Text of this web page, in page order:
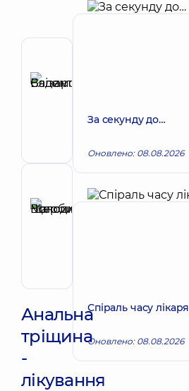
Хірург;
проктолог
Рецензент
Щербина
судинний
Анальна
тріщина
-
лікування
За секунду до…
Оновлено: 08.08.2026
Спіраль часу лікаря
Оновлено: 08.08.2026